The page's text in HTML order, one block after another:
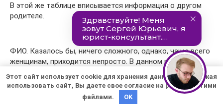
В этой же таблице вписывается информация о другом
родителе.
ФИО. Казалось бы, ничего сложного, однако, чаще всего
женщинам, приходится непросто. В данном пункте
следует указывать прежнюю фамилию, имя, отчество;
причину и дату изменения.
Необходимо соблюдать полное соответствие имен со
Этот сайт использует cookie для хранения данных. Продолжая
использовать сайт, Вы даете свое согласие на работу с этими
файлами.
OK